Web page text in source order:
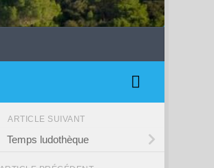
ARTICLE SUIVANT
Temps ludothèque